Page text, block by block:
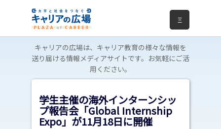
Ξ
キャリアの広場は、キャリア教育の様々な情報を
送り届ける情報メディアサイトです。お気軽にご活
用ください。
学生主催の海外インターンシッ
プ報告会「Global Internship
Expo」が11月18日に開催